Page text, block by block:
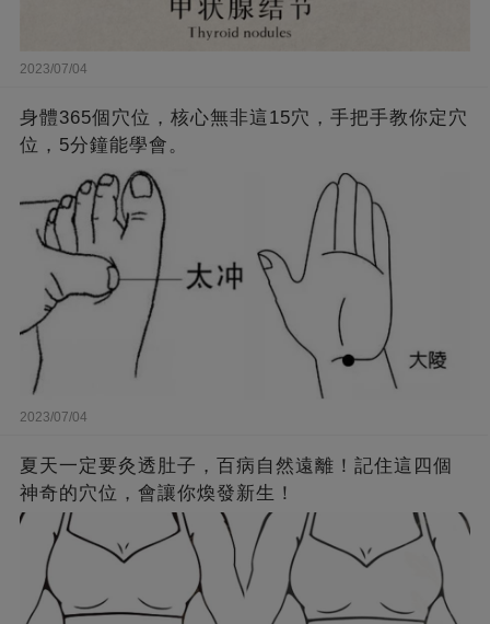
2023/07/04
身體365個穴位，核心無非這15穴，手把手教你定穴
位，5分鐘能學會。
2023/07/04
夏天一定要灸透肚子，百病自然遠離！記住這四個
神奇的穴位，會讓你煥發新生！